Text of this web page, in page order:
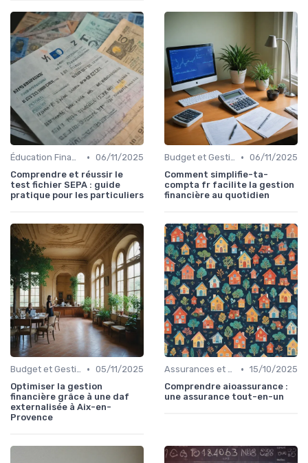
Éducation Financière • 06/11/2025
Comprendre et réussir le
test fichier SEPA : guide
pratique pour les particuliers
Budget et Gestion des Finances Personnelles • 06/11/2025
Comment simplifie-ta-
compta fr facilite la gestion
financière au quotidien
Budget et Gestion des Finances Personnelles • 05/11/2025
Optimiser la gestion
financière grâce à une daf
externalisée à Aix-en-
Provence
Assurances et Protections Financières • 15/10/2025
Comprendre aioassurance :
une assurance tout-en-un